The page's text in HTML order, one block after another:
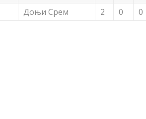
Доњи Срем
2 0 0